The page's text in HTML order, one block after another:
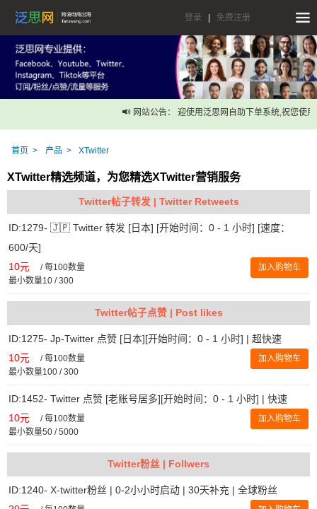
登录 免费注册
网站公告： 迎使用泛思网自助下单系统,祝您使用愉
首页 产品 XTwitter
XTwitter精选频道，为您精选XTwitter营销服务
Twitter帖子转发 | Twitter Retweets
ID:1279- 🇯🇵 Twitter 转发 [日本] [开始时间：0 - 1 小时] [速度：
600/天]
10元 /每100数量
最小数量10 / 300
加入购物车
Twitter帖子点赞 | Post likes
ID:1275- Jp-Twitter 点赞 [日本][开始时间：0 - 1 小时] | 超快速
10元 /每100数量
最小数量100 / 300
加入购物车
ID:1452- Twitter 点赞 [老账号居多][开始时间：0 - 1 小时] | 快速
10元 /每100数量
最小数量50 / 5000
加入购物车
Twitter粉丝 | Follwers
ID:1240- X-twitter粉丝 | 0-2小小时启动 | 30天补充 | 全球粉丝